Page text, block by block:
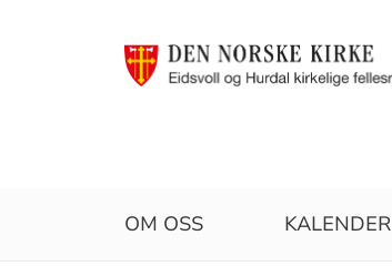
OM OSS KALENDER